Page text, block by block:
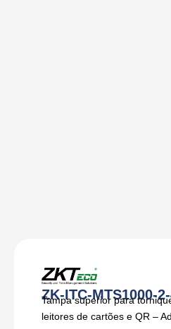
ZK-ITC-MTS1000-
Tampa superior para
leitores de cartões e QR –